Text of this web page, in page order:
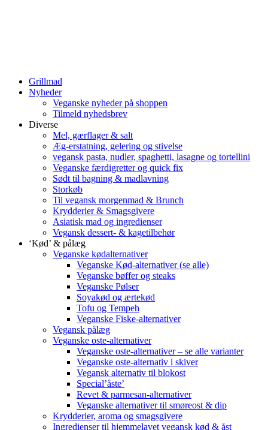
Grillmad
Nyheder
Veganske nyheder på shoppen
Tilmeld nyhedsbrev
Diverse
Mel, gærflager & salt
Æg-erstatning, gelering og stivelse
vegansk pasta, nudler, spaghetti, lasagne og tortellini
Veganske færdigretter og quick fix
Sødt til bagning & madlavning
Storkøb
Til vegansk morgenmad & Brunch
Krydderier & Smagsgivere
Asiatisk mad og ingredienser
Vegansk dessert- & kagetilbehør
‘Kød’ & pålæg
Veganske kødalternativer
Veganske Kød-alternativer (se alle)
Veganske bøffer og steaks
Veganske Pølser
Soyakød og ærtekød
Tofu og Tempeh
Veganske Fiske-alternativer
Vegansk pålæg
Veganske oste-alternativer
Veganske oste-alternativer – se alle varianter
Veganske oste-alternativ i skiver
Vegansk alternativ til blokost
Special’åste’
Revet & parmesan-alternativer
Veganske alternativer til smøreost & dip
Krydderier, aroma og smagsgivere
Ingredienser til hjemmelavet vegansk kød & åst